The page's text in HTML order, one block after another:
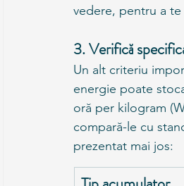
vedere, pentru a
3. Verifică
Un alt criteriu
energie poate
oră per kilogram
compară-le cu
prezentat mai jos: